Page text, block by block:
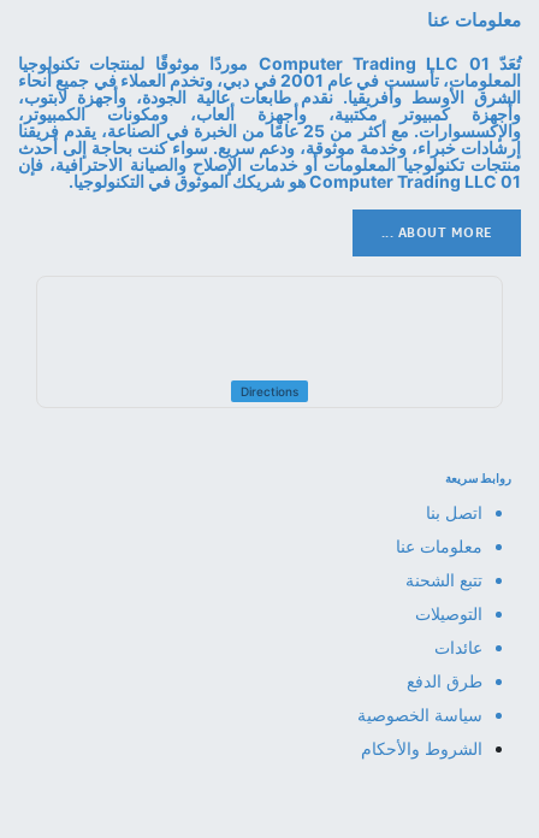
معلومات عنا
تُعَدّ 01 Computer Trading LLC موردًا موثوقًا لمنتجات تكنولوجيا
المعلومات، تأسست في عام 2001 في دبي، وتخدم العملاء في جميع أنحاء
الشرق الأوسط وأفريقيا. نقدم طابعات عالية الجودة، وأجهزة لابتوب،
وأجهزة كمبيوتر مكتبية، وأجهزة ألعاب، ومكونات الكمبيوتر،
والإكسسوارات. مع أكثر من 25 عامًا من الخبرة في الصناعة، يقدم فريقنا
إرشادات خبراء، وخدمة موثوقة، ودعم سريع. سواء كنت بحاجة إلى أحدث
منتجات تكنولوجيا المعلومات أو خدمات الإصلاح والصيانة الاحترافية، فإن
01 Computer Trading LLC هو شريكك الموثوق في التكنولوجيا.
ABOUT MORE ...
Directions
روابط سريعة
اتصل بنا
معلومات عنا
تتبع الشحنة
التوصيلات
عائدات
طرق الدفع
سياسة الخصوصية
الشروط والأحكام